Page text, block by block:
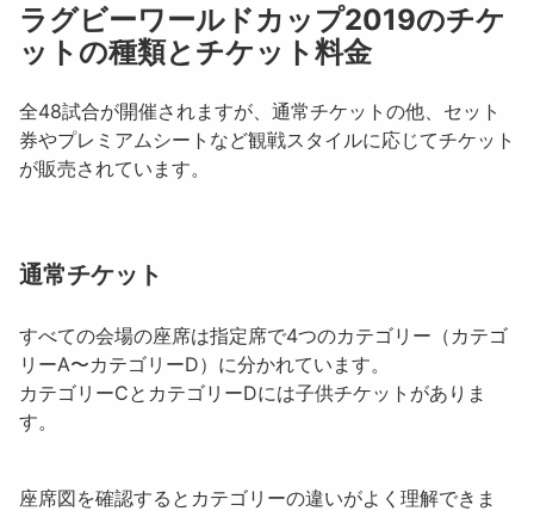
ラグビーワールドカップ2019のチケ
ットの種類とチケット料金
全48試合が開催されますが、通常チケットの他、セット
券やプレミアムシートなど観戦スタイルに応じてチケット
が販売されています。
通常チケット
すべての会場の座席は指定席で4つのカテゴリー（カテゴ
リーA〜カテゴリーD）に分かれています。
カテゴリーCとカテゴリーDには子供チケットがありま
す。
座席図を確認するとカテゴリーの違いがよく理解できま